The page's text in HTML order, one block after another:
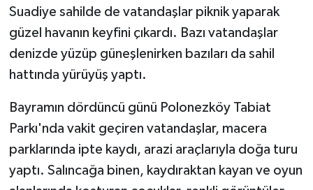
Suadiye sahilde de vatandaşlar piknik yaparak
güzel havanın keyfini çıkardı. Bazı vatandaşlar
denizde yüzüp güneşlenirken bazıları da sahil
hattında yürüyüş yaptı.
Bayramın dördüncü günü Polonezköy Tabiat
Parkı'nda vakit geçiren vatandaşlar, macera
parklarında ipte kaydı, arazi araçlarıyla doğa turu
yaptı. Salıncağa binen, kaydıraktan kayan ve oyun